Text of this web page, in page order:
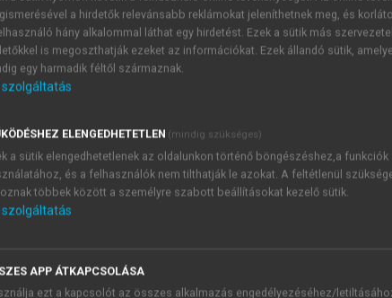
JELSZÓ
Kérek értesítést a MeRSZ
Kérek értesítést az
a hirdetők relevánsabb reklámokat jeleníthetnek meg, és
hány alkalommal láthat egy hirdetést. Ezek a sütik más
is megoszthatják ezeket az információkat. Ezek állandó sütik,
egy harmadik féltől származnak.
szolgáltatás
ELENGEDHETETLEN (mindig szükséges)
a sütik elengedhetetlenek az oldalunkon történő böngészéshez,a funkciók
és a felhasználók nem tilthatják le azokat. A feltétlenül
többek között a személyre szabott beállításokat kezelő sütik.
szolgáltatás
APP ÁTKAPCSOLÁSA
ezt a kapcsolót az összes alkalmazás engedélyezéséhez/